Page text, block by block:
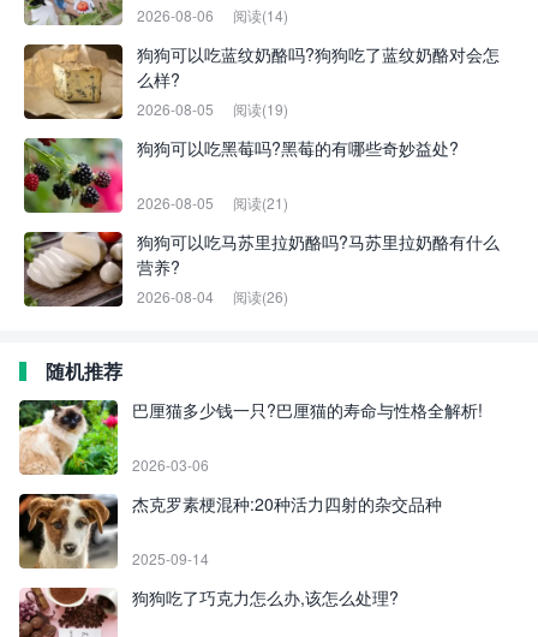
2026-08-06 阅读(14)
狗狗可以吃蓝纹奶酪吗?狗狗吃了蓝纹奶酪对会怎
么样?
2026-08-05 阅读(19)
狗狗可以吃黑莓吗?黑莓的有哪些奇妙益处?
2026-08-05 阅读(21)
狗狗可以吃马苏里拉奶酪吗?马苏里拉奶酪有什么
营养?
2026-08-04 阅读(26)
随机推荐
巴厘猫多少钱一只?巴厘猫的寿命与性格全解析!
2026-03-06
杰克罗素梗混种:20种活力四射的杂交品种
2025-09-14
狗狗吃了巧克力怎么办,该怎么处理?